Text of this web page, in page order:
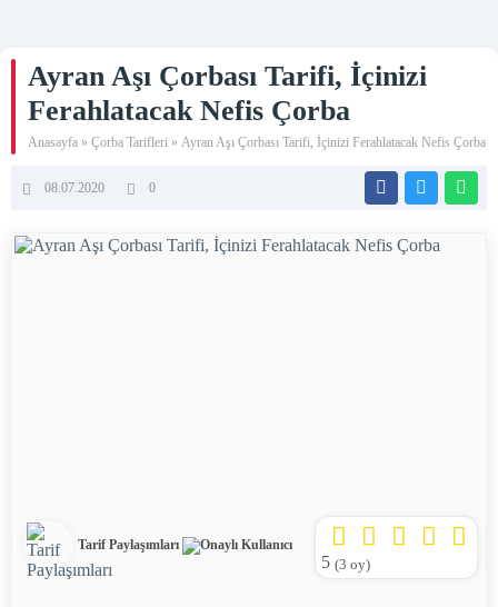
Ayran Aşı Çorbası Tarifi, İçinizi
Ferahlatacak Nefis Çorba
Anasayfa » Çorba Tarifleri » Ayran Aşı Çorbası Tarifi, İçinizi Ferahlatacak Nefis Çorba
08.07.2020 0
Tarif Paylaşımları
5 (3 oy)